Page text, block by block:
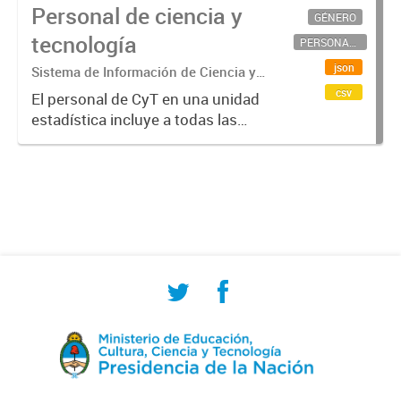
Personal de ciencia y
tecnología
Sistema de Información de Ciencia y
Tecnología Argentino (SICYTAR)
El personal de CyT en una unidad
estadística incluye a todas las
personas involucradas
GÉNERO
PERSONAL CIENTÍFICO-TECNOLÓGICO
json
csv